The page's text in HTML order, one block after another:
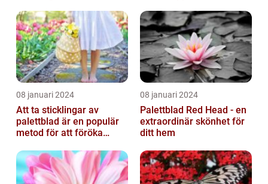
08 januari 2024
Att ta sticklingar av
palettblad är en populär
metod för att föröka
08 januari 2024
Palettblad Red Head - en
extraordinär skönhet för
ditt hem